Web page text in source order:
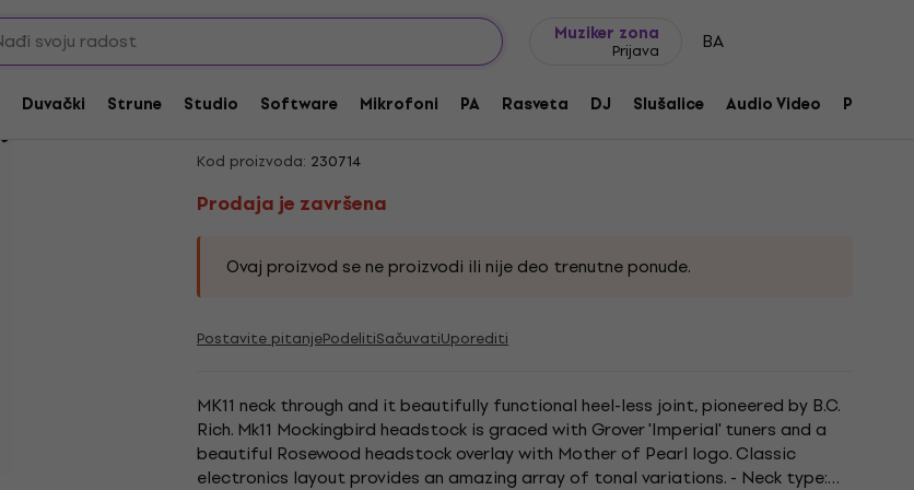
Muziker zona
Prijava BA
Duvački Strune Studio Software Mikrofoni PA Rasveta DJ Slušalice Audio Video Pribor
Prodaja je završena
BC RICH MK11 Mockingbird Transparent Black Cherry
Kod proizvoda: 230714
Prodaja je završena
Ovaj proizvod se ne proizvodi ili nije deo trenutne ponude.
Postavite pitanjePodelitiSačuvatiUporediti
MK11 neck through and it beautifully functional heel-less joint, pioneered by B.C.
Rich. Mk11 Mockingbird headstock is graced with Grover 'Imperial' tuners and a
beautiful Rosewood headstock overlay with Mother of Pearl logo. Classic
electronics layout provides an amazing array of tonal variations. - Neck type: